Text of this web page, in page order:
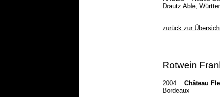
Drautz Able,
zurück zur
Rotwein
2004
Château
Bordeaux